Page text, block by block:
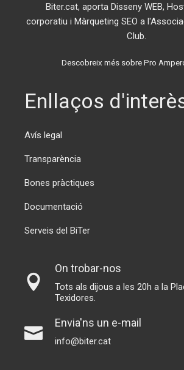
Biter.cat, aporta Disseny WEB,
corporatiu i Màrqueting SEO a
Club.
Descobreix més sobre Pro
Enllaços
Avís legal
Transparència
Bones pràctiques
Documentació
Serveis del BiTer
On trobar-nos
Tots als dijous a les 20h a la
Texidores.
Envia'ns un e-mail
info@biter.cat